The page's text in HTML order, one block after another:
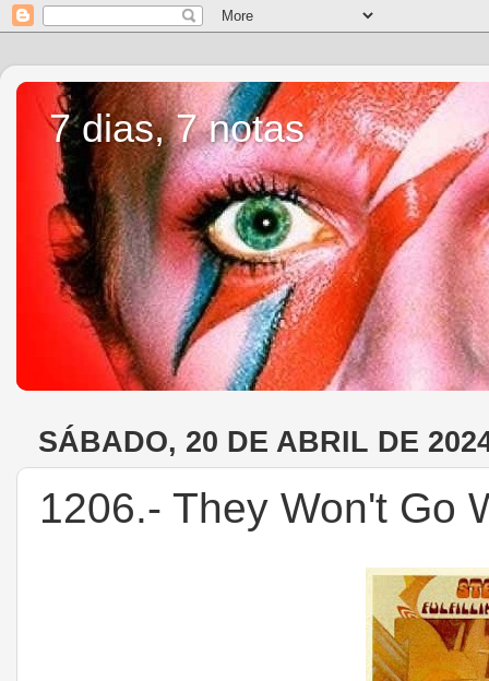
7 dias, 7 notas
SÁBADO, 20 DE ABRIL DE
1206.- They Won't Go